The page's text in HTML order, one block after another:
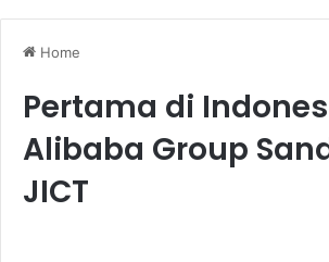
Home
Pertama di
Alibaba Group
JICT